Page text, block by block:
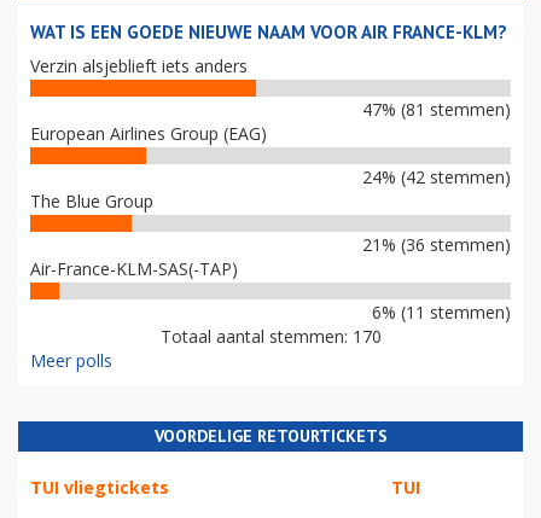
WAT IS EEN GOEDE NIEUWE NAAM VOOR AIR FRANCE-KLM?
Verzin alsjeblieft iets anders
47% (81 stemmen)
European Airlines Group (EAG)
24% (42 stemmen)
The Blue Group
21% (36 stemmen)
Air-France-KLM-SAS(-TAP)
6% (11 stemmen)
Totaal aantal stemmen: 170
Meer polls
VOORDELIGE RETOURTICKETS
TUI vliegtickets TUI